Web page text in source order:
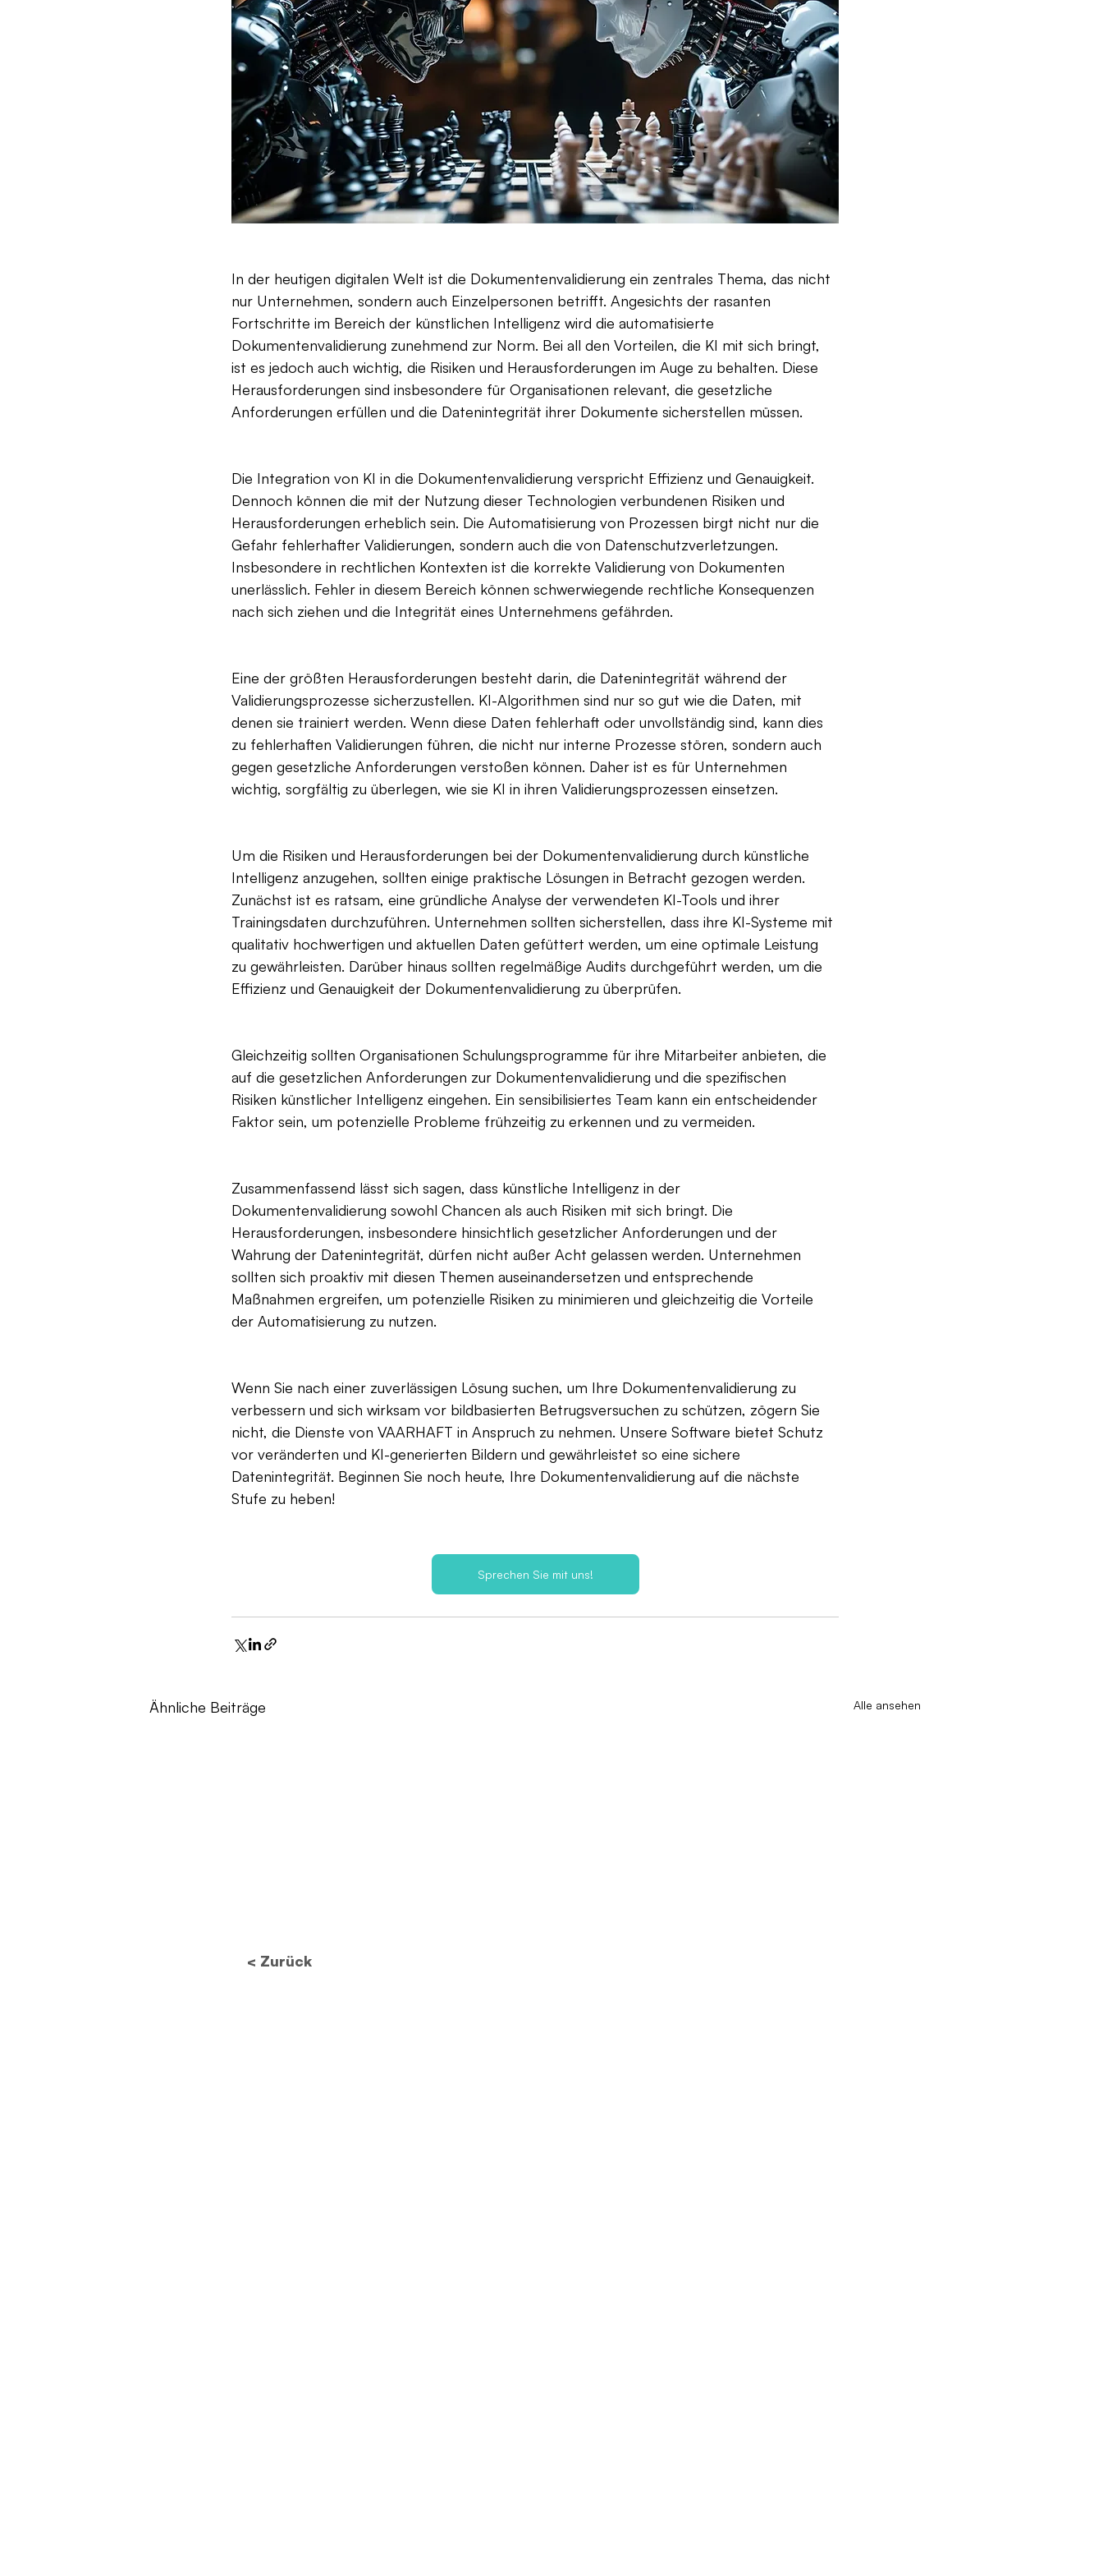
In der heutigen digitalen Welt ist die Dokumentenvalidierung ein zentrales Thema, das nicht
nur Unternehmen, sondern auch Einzelpersonen betrifft. Angesichts der rasanten
Fortschritte im Bereich der künstlichen Intelligenz wird die automatisierte
Dokumentenvalidierung zunehmend zur Norm. Bei all den Vorteilen, die KI mit sich bringt,
ist es jedoch auch wichtig, die Risiken und Herausforderungen im Auge zu behalten. Diese
Herausforderungen sind insbesondere für Organisationen relevant, die gesetzliche
Anforderungen erfüllen und die Datenintegrität ihrer Dokumente sicherstellen müssen.
Die Integration von KI in die Dokumentenvalidierung verspricht Effizienz und Genauigkeit.
Dennoch können die mit der Nutzung dieser Technologien verbundenen Risiken und
Herausforderungen erheblich sein. Die Automatisierung von Prozessen birgt nicht nur die
Gefahr fehlerhafter Validierungen, sondern auch die von Datenschutzverletzungen.
Insbesondere in rechtlichen Kontexten ist die korrekte Validierung von Dokumenten
unerlässlich. Fehler in diesem Bereich können schwerwiegende rechtliche Konsequenzen
nach sich ziehen und die Integrität eines Unternehmens gefährden.
Eine der größten Herausforderungen besteht darin, die Datenintegrität während der
Validierungsprozesse sicherzustellen. KI-Algorithmen sind nur so gut wie die Daten, mit
denen sie trainiert werden. Wenn diese Daten fehlerhaft oder unvollständig sind, kann dies
zu fehlerhaften Validierungen führen, die nicht nur interne Prozesse stören, sondern auch
gegen gesetzliche Anforderungen verstoßen können. Daher ist es für Unternehmen
wichtig, sorgfältig zu überlegen, wie sie KI in ihren Validierungsprozessen einsetzen.
Um die Risiken und Herausforderungen bei der Dokumentenvalidierung durch künstliche
Intelligenz anzugehen, sollten einige praktische Lösungen in Betracht gezogen werden.
Zunächst ist es ratsam, eine gründliche Analyse der verwendeten KI-Tools und ihrer
Trainingsdaten durchzuführen. Unternehmen sollten sicherstellen, dass ihre KI-Systeme mit
qualitativ hochwertigen und aktuellen Daten gefüttert werden, um eine optimale Leistung
zu gewährleisten. Darüber hinaus sollten regelmäßige Audits durchgeführt werden, um die
Effizienz und Genauigkeit der Dokumentenvalidierung zu überprüfen.
Gleichzeitig sollten Organisationen Schulungsprogramme für ihre Mitarbeiter anbieten, die
auf die gesetzlichen Anforderungen zur Dokumentenvalidierung und die spezifischen
Risiken künstlicher Intelligenz eingehen. Ein sensibilisiertes Team kann ein entscheidender
Faktor sein, um potenzielle Probleme frühzeitig zu erkennen und zu vermeiden.
Zusammenfassend lässt sich sagen, dass künstliche Intelligenz in der
Dokumentenvalidierung sowohl Chancen als auch Risiken mit sich bringt. Die
Herausforderungen, insbesondere hinsichtlich gesetzlicher Anforderungen und der
Wahrung der Datenintegrität, dürfen nicht außer Acht gelassen werden. Unternehmen
sollten sich proaktiv mit diesen Themen auseinandersetzen und entsprechende
Maßnahmen ergreifen, um potenzielle Risiken zu minimieren und gleichzeitig die Vorteile
der Automatisierung zu nutzen.
Wenn Sie nach einer zuverlässigen Lösung suchen, um Ihre Dokumentenvalidierung zu
verbessern und sich wirksam vor bildbasierten Betrugsversuchen zu schützen, zögern Sie
nicht, die Dienste von VAARHAFT in Anspruch zu nehmen. Unsere Software bietet Schutz
vor veränderten und KI-generierten Bildern und gewährleistet so eine sichere
Datenintegrität. Beginnen Sie noch heute, Ihre Dokumentenvalidierung auf die nächste
Stufe zu heben!
Sprechen Sie mit uns!
Ähnliche Beiträge Alle ansehen
< Zurück